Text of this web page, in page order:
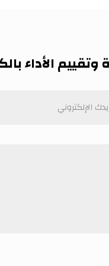
الأداء